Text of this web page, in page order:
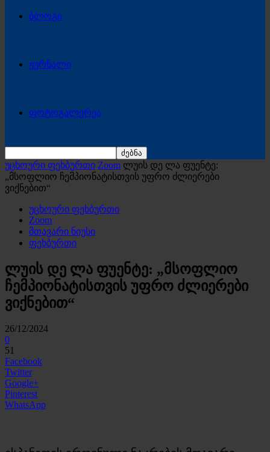
ბლოგი
ჟურნალი
ფოტოგალერეა
უცხოური ფეხბურთი Zoom ლუის დე ლა ფუენტე:
„მსოფლიო ჩემპიონატისთვის უფრო ძლიერები
ვიქნებით“
უცხოური ფეხბურთი
Zoom
მთავარი ნიუსი
ფეხბურთი
ლუის დე ლა ფუენტე: „მსოფლიო
ჩემპიონატისთვის უფრო ძლიერები
ვიქნებით“
26/12/2024
0
51
Facebook
Twitter
Google+
Pinterest
WhatsApp